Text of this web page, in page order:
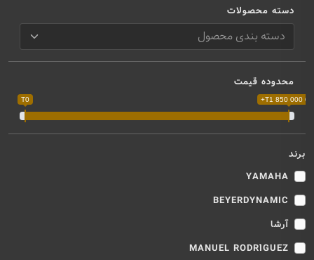
دسته محصولات
محدوده قیمت
T0 T1 850 000
برند
YAMAHA
BEYERDYNAMIC
آرشا
MANUEL RODRÍGUEZ